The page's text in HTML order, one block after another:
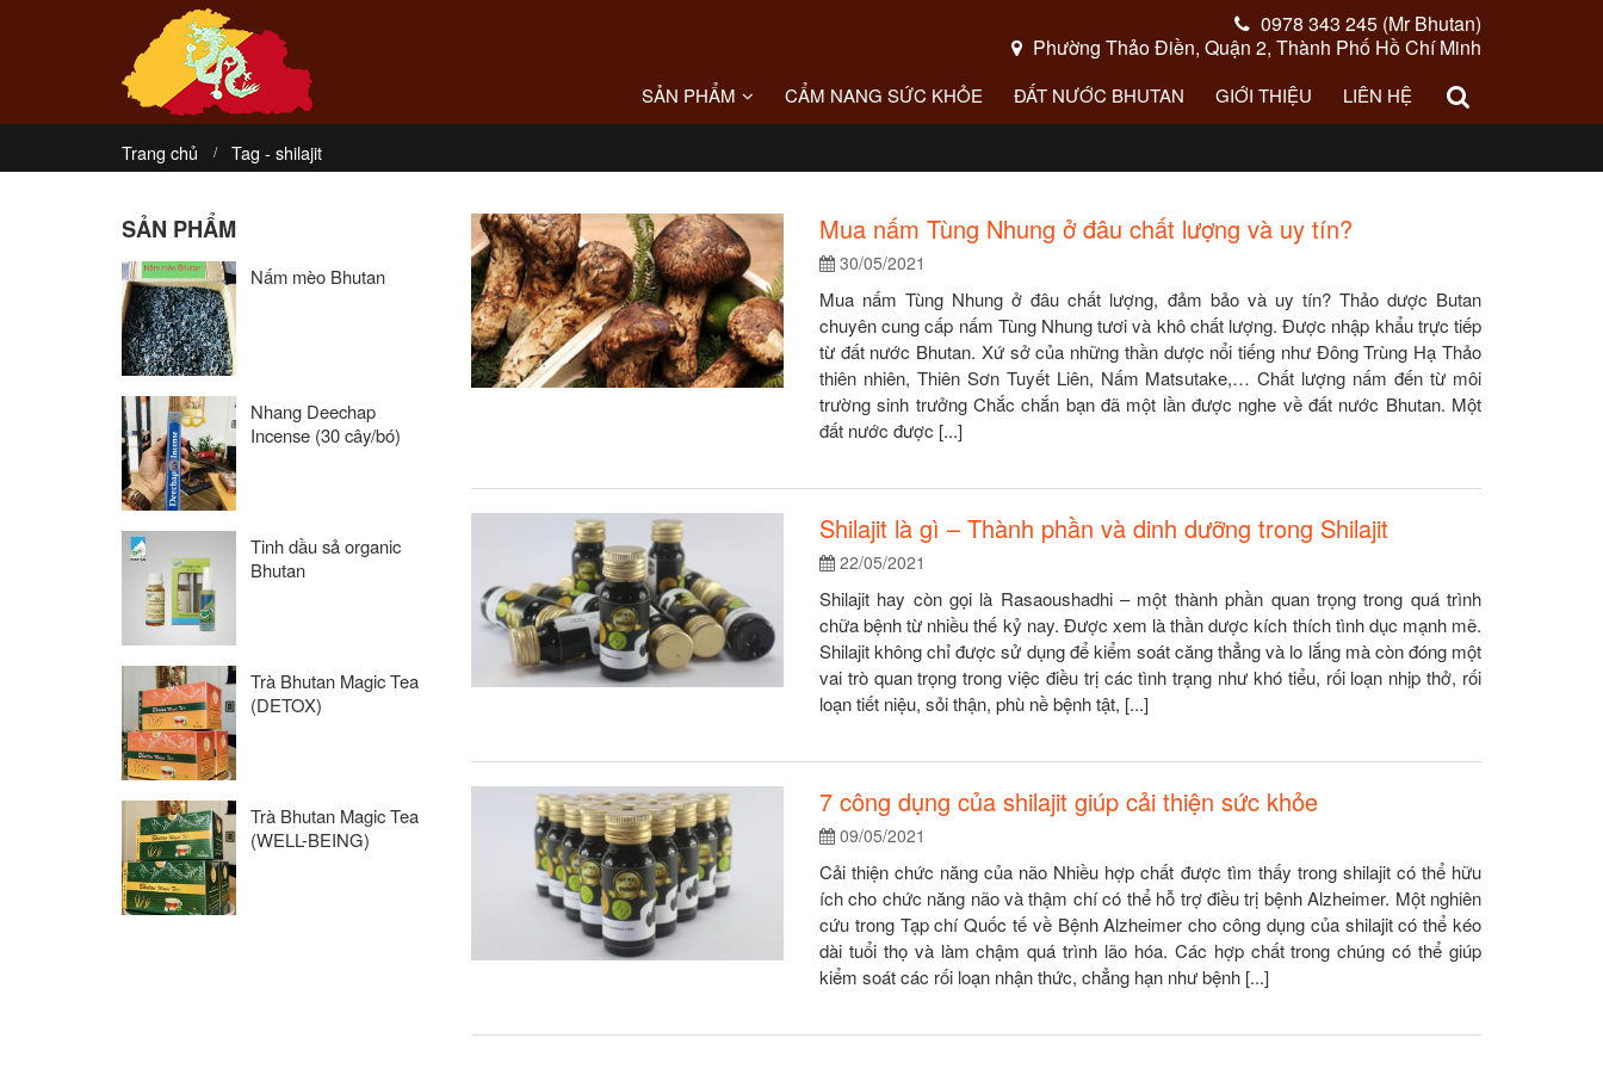
0978 343 245 (Mr Bhutan)
Phường Thảo Điền, Quận 2, Thành Phố Hồ Chí Minh
SẢN PHẨM CẨM NANG SỨC KHỎE ĐẤT NƯỚC BHUTAN GIỚI THIỆU LIÊN HỆ
Trang chủ Tag - shilajit
Mua nấm Tùng Nhung ở đâu chất lượng và uy tín?
30/05/2021
Mua nấm Tùng Nhung ở đâu chất lượng, đảm bảo và uy tín? Thảo dược Butan
chuyên cung cấp nấm Tùng Nhung tươi và khô chất lượng. Được nhập khẩu trực tiếp
từ đất nước Bhutan. Xứ sở của những thần dược nổi tiếng như Đông Trùng Hạ Thảo
thiên nhiên, Thiên Sơn Tuyết Liên, Nấm Matsutake,… Chất lượng nấm đến từ môi
trường sinh trưởng Chắc chắn bạn đã một lần được nghe về đất nước Bhutan. Một
đất nước được [...]
Shilajit là gì – Thành phần và dinh dưỡng trong Shilajit
22/05/2021
Shilajit hay còn gọi là Rasaoushadhi – một thành phần quan trọng trong quá trình
chữa bệnh từ nhiều thế kỷ nay. Được xem là thần dược kích thích tình dục mạnh mẽ.
Shilajit không chỉ được sử dụng để kiểm soát căng thẳng và lo lắng mà còn đóng một
vai trò quan trọng trong việc điều trị các tình trạng như khó tiểu, rối loạn nhịp thở, rối
loạn tiết niệu, sỏi thận, phù nề bệnh tật, [...]
7 công dụng của shilajit giúp cải thiện sức khỏe
09/05/2021
Cải thiện chức năng của não Nhiều hợp chất được tìm thấy trong shilajit có thể hữu
ích cho chức năng não và thậm chí có thể hỗ trợ điều trị bệnh Alzheimer. Một nghiên
cứu trong Tạp chí Quốc tế về Bệnh Alzheimer cho công dụng của shilajit có thể kéo
dài tuổi thọ và làm chậm quá trình lão hóa. Các hợp chất trong chúng có thể giúp
kiểm soát các rối loạn nhận thức, chẳng hạn như bệnh [...]
SẢN PHẨM
Nấm mèo Bhutan
Nhang Deechap
Incense (30 cây/bó)
Tinh dầu sả organic
Bhutan
Trà Bhutan Magic Tea
(DETOX)
Trà Bhutan Magic Tea
(WELL-BEING)